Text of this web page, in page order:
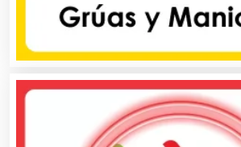
Control de Plagas
Conversiones Automotrices